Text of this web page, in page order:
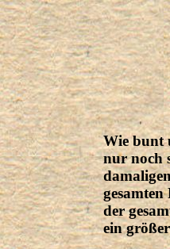
Wie bunt
nur noch
der
ein